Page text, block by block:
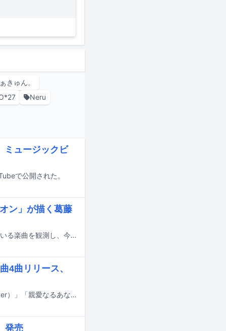
きゅん。
Neru
ミュージックビ
で公開された。
ン」が描く葛藤
YouTubeでの視聴回数チャートや、ストリーミングサービスでの再生数が伸びている楽曲を観測し、今何が注目されているのかを解説する週イチ連載「再生数急上昇ソング定点観測」。今週はYouTubeで7月3日から7月9日にかけて集計されたミュージックビデオランキングの中から要注目トピックをピックアップします。
4曲リリース、
超学生の“歌ってみた”楽曲「キャットラビング（cover）」「モニタリング（cover）」「親愛なるあなたは火葬（cover）」「ダイダイダイダイダイキライ feat.ウォルピスカーター（cover）」が本日7月6日に配信リリースされた。
発売